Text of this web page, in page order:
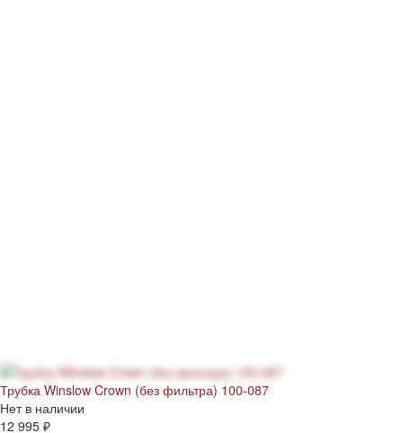
Трубка Winslow Crown (без фильтра) 100-087
Нет в наличии
12 995 ₽